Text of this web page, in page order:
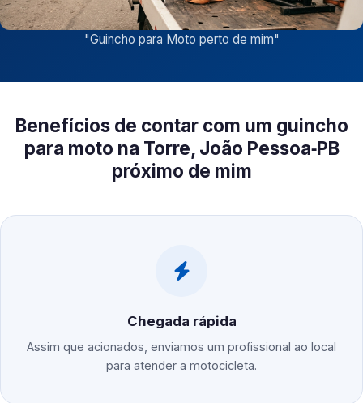
"Guincho para Moto perto de mim"
Benefícios de contar com um guincho
para moto na Torre, João Pessoa‑PB
próximo de mim
Chegada rápida
Assim que acionados, enviamos um profissional ao local
para atender a motocicleta.